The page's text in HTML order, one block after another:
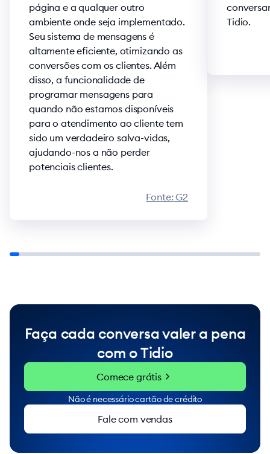
página e a qualquer outro
ambiente onde seja implementado.
Seu sistema de mensagens é
altamente eficiente, otimizando as
conversões com os clientes. Além
disso, a funcionalidade de
programar mensagens para
quando não estamos disponíveis
para o atendimento ao cliente tem
sido um verdadeiro salva-vidas,
ajudando-nos a não perder
potenciais clientes.
Fonte:G2
Tidio.
Faça cada conversa valer a pena
com o Tidio
Comece grátischevron_right
Não é necessário cartão de crédito
Fale com vendas